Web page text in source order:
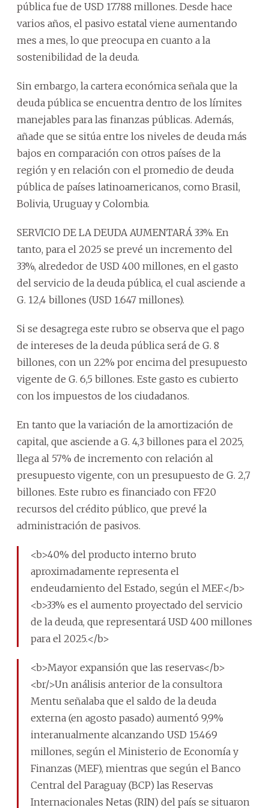
pública fue de USD 17.788 millones. Desde hace
varios años, el pasivo estatal viene aumentando
mes a mes, lo que preocupa en cuanto a la
sostenibilidad de la deuda.
Sin embargo, la cartera económica señala que la
deuda pública se encuentra dentro de los límites
manejables para las finanzas públicas. Además,
añade que se sitúa entre los niveles de deuda más
bajos en comparación con otros países de la
región y en relación con el promedio de deuda
pública de países latinoamericanos, como Brasil,
Bolivia, Uruguay y Colombia.
SERVICIO DE LA DEUDA AUMENTARÁ 33%. En
tanto, para el 2025 se prevé un incremento del
33%, alrededor de USD 400 millones, en el gasto
del servicio de la deuda pública, el cual asciende a
G. 12,4 billones (USD 1.647 millones).
Si se desagrega este rubro se observa que el pago
de intereses de la deuda pública será de G. 8
billones, con un 22% por encima del presupuesto
vigente de G. 6,5 billones. Este gasto es cubierto
con los impuestos de los ciudadanos.
En tanto que la variación de la amortización de
capital, que asciende a G. 4,3 billones para el 2025,
llega al 57% de incremento con relación al
presupuesto vigente, con un presupuesto de G. 2,7
billones. Este rubro es financiado con FF20
recursos del crédito público, que prevé la
administración de pasivos.
<b>40% del producto interno bruto
aproximadamente representa el
endeudamiento del Estado, según el MEF.</b>
<b>33% es el aumento proyectado del servicio
de la deuda, que representará USD 400 millones
para el 2025.</b>
<b>Mayor expansión que las reservas</b>
<br/>Un análisis anterior de la consultora
Mentu señalaba que el saldo de la deuda
externa (en agosto pasado) aumentó 9,9%
interanualmente alcanzando USD 15.469
millones, según el Ministerio de Economía y
Finanzas (MEF), mientras que según el Banco
Central del Paraguay (BCP) las Reservas
Internacionales Netas (RIN) del país se situaron